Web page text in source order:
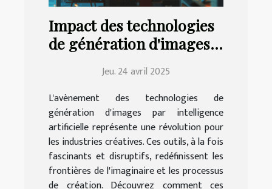
Impact des technologies
de génération d'images
créativesJeu. 24 avril 2025
L'avènement des technologies de
génération d'images par intelligence
artificielle représente une révolution pour
les industries créatives. Ces outils, à la fois
fascinants et disruptifs, redéfinissent les
frontières de l'imaginaire et les processus